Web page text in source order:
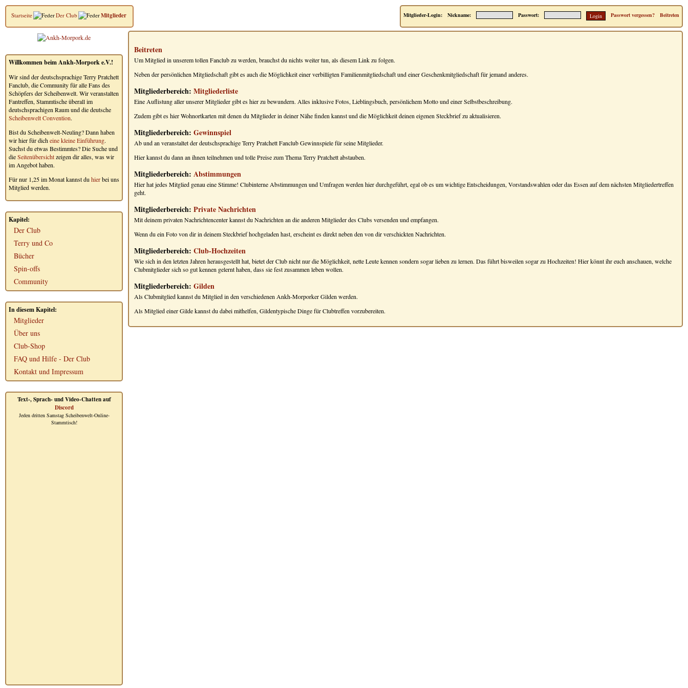
Startseite Der Club Mitglieder Beitreten
Passwort vergessen?
Passwort:
Nickname:
Mitglieder-Login:
Willkommen beim Ankh-Morpork e.V.!
Wir sind der deutschsprachige Terry Pratchett
Fanclub, die Community für alle Fans des
Schöpfers der Scheibenwelt. Wir veranstalten
Fantreffen, Stammtische überall im
deutschsprachigen Raum und die deutsche
Scheibenwelt Convention.
Bist du Scheibenwelt-Neuling? Dann haben
wir hier für dicheine kleine Einführung.
Suchst du etwas Bestimmtes? Die Suche und
dieSeitenübersichtzeigen dir alles, was wir
im Angebot haben.
Für nur 1,25 im Monat kannst du hierbei uns
Mitglied werden.
Kapitel:
Der Club
Terry und Co
Bücher
Spin-offs
Community
In diesem Kapitel:
Mitglieder
Über uns
Club-Shop
FAQ und Hilfe - Der Club
Kontakt und Impressum
Text-, Sprach- und Video-Chatten auf
Discord
Jeden dritten Samstag Scheibenwelt-Online-
Stammtisch!
Beitreten
Um Mitglied in unserem tollen Fanclub zu werden, brauchst du nichts weiter tun, als diesem Link zu folgen.
Neben der persönlichen Mitgliedschaft gibt es auch die Möglichkeit einer verbilligten Familienmitgliedschaft und einer Geschenkmitgliedschaft für jemand anderes.
Mitgliederbereich: Mitgliederliste
Eine Auflistung aller unserer Mitglieder gibt es hier zu bewundern. Alles inklusive Fotos, Lieblingsbuch, persönlichem Motto und einer Selbstbeschreibung.
Zudem gibt es hier Wohnortkarten mit denen du Mitglieder in deiner Nähe finden kannst und die Möglichkeit deinen eigenen Steckbrief zu aktualisieren.
Mitgliederbereich: Gewinnspiel
Ab und an veranstaltet der deutschsprachige Terry Pratchett Fanclub Gewinnspiele für seine Mitglieder.
Hier kannst du dann an ihnen teilnehmen und tolle Preise zum Thema Terry Pratchett abstauben.
Mitgliederbereich: Abstimmungen
Hier hat jedes Mitglied genau eine Stimme! Clubinterne Abstimmungen und Umfragen werden hier durchgeführt, egal ob es um wichtige Entscheidungen, Vorstandswahlen oder das Essen auf dem nächsten Mitgliedertreffen
geht.
Mitgliederbereich: Private Nachrichten
Mit deinem privaten Nachrichtencenter kannst du Nachrichten an die anderen Mitglieder des Clubs versenden und empfangen.
Wenn du ein Foto von dir in deinem Steckbrief hochgeladen hast, erscheint es direkt neben den von dir verschickten Nachrichten.
Mitgliederbereich: Club-Hochzeiten
Wie sich in den letzten Jahren herausgestellt hat, bietet der Club nicht nur die Möglichkeit, nette Leute kennen sondern sogar lieben zu lernen. Das führt bisweilen sogar zu Hochzeiten! Hier könnt ihr euch anschauen, welche
Clubmitglieder sich so gut kennen gelernt haben, dass sie fest zusammen leben wollen.
Mitgliederbereich: Gilden
Als Clubmitglied kannst du Mitglied in den verschiedenen Ankh-Morporker Gilden werden.
Als Mitglied einer Gilde kannst du dabei mithelfen, Gildentypische Dinge für Clubtreffen vorzubereiten.